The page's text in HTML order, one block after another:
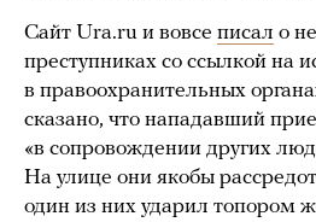
Сайт Ura.ru и вовсе писал о
преступниках со ссылкой на
в правоохранительных
сказано, что нападавший
«в сопровождении других
На улице они якобы
один из них ударил топором